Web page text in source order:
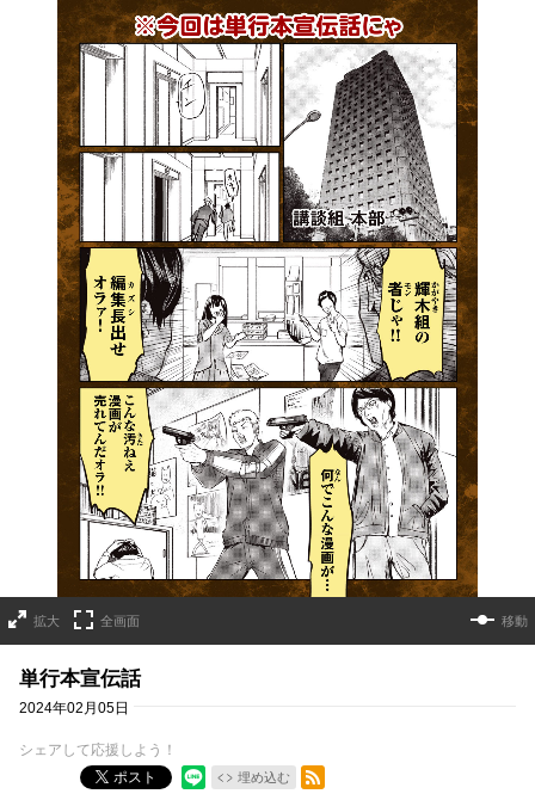
拡大 全画面 移動
単行本宣伝話
2024年02月05日
シェアして応援しよう！
ポスト
埋め込む
RSSフィード